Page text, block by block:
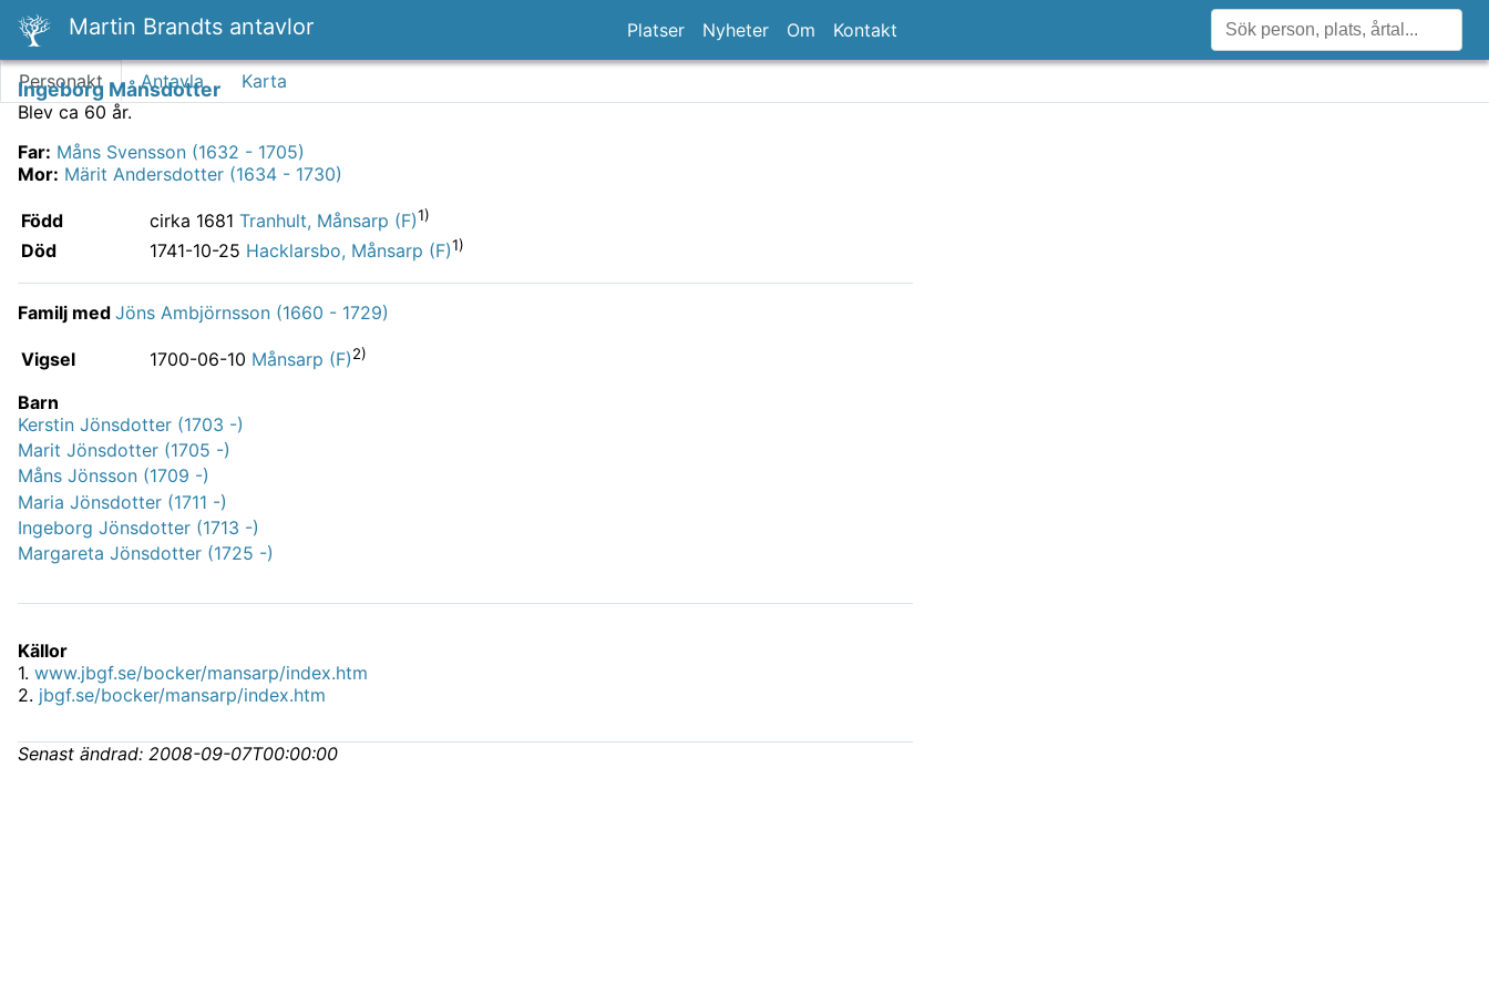
Martin Brandts antavlor Platser Nyheter Om Kontakt
Personakt Antavla Karta
Ingeborg Månsdotter
Blev ca 60 år.
Far: Måns Svensson (1632 - 1705)
Mor: Märit Andersdotter (1634 - 1730)
Född cirka 1681 Tranhult, Månsarp (F)1)
Död 1741-10-25 Hacklarsbo, Månsarp (F)1)
Familj med Jöns Ambjörnsson (1660 - 1729)
Vigsel 1700-06-10 Månsarp (F)2)
Barn
Kerstin Jönsdotter (1703 -)
Marit Jönsdotter (1705 -)
Måns Jönsson (1709 -)
Maria Jönsdotter (1711 -)
Ingeborg Jönsdotter (1713 -)
Margareta Jönsdotter (1725 -)
Källor
1. www.jbgf.se/bocker/mansarp/index.htm
2. jbgf.se/bocker/mansarp/index.htm
Senast ändrad: 2008-09-07T00:00:00